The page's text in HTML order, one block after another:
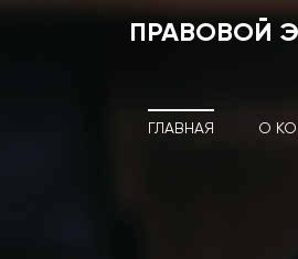
ПРАВОВОЙ
ГЛАВНАЯ О